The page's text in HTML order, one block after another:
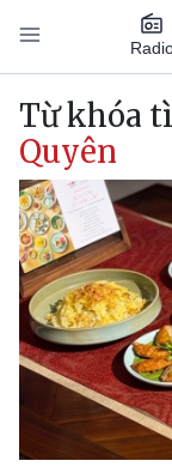
Nhảy đến nội dung
Main
Từ khóa
Quyên